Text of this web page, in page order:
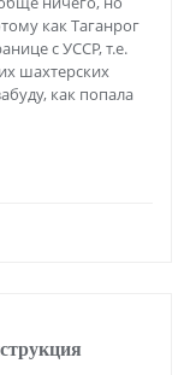
как Таганрог
с УССР, т.е.
шахтерских
как попала